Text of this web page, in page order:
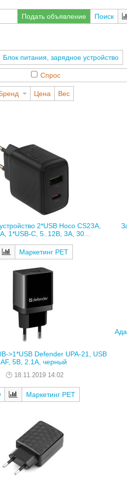
Подать объявление Поиск
Блок питания, зарядное устройство
Спрос
Цена Вес
2*USB Hoco CS23A,
1*USB-C, 5..12В, 3А, 30...
Маркетинг РЕТ
>1*USB Defender UPA-21, USB
AF, 5В, 2.1А, черный
18.11.2019 14:02
Маркетинг РЕТ